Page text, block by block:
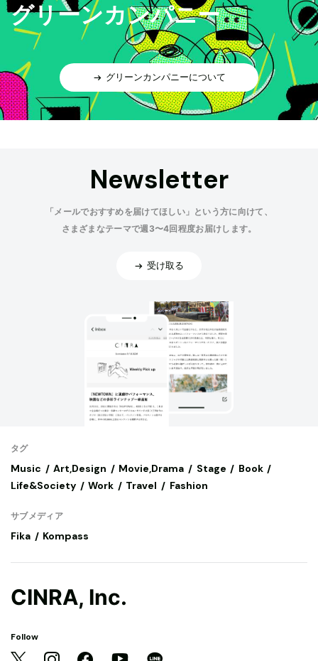
グリーンカンパニー
グリーンカンパニーについて
Newsletter
「メールでおすすめを届けてほしい」という方に向けて、
さまざまなテーマで週3〜4回程度お届けします。
受け取る
タグ
Music Art,Design Movie,Drama Stage
Book
Life&Society
Work Travel Fashion
サブメディア
Fika Kompass
CINRA, Inc.
Follow